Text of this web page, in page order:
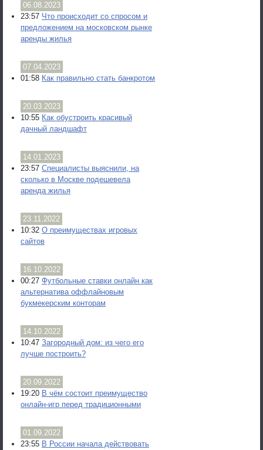
06.08.2023
23:57 Что происходит со спросом и
предложением на московском рынке
аренды жилья
07.04.2023
01:58 Как правильно стать банкротом
20.03.2023
10:55 Как обустроить красивый
дачный ландшафт
14.01.2023
23:57 Специалисты выяснили, на
сколько в Москве подешевела
аренда жилья
23.11.2022
10:32 О преимуществах игровых
сайтов
16.10.2022
00:27 Футбольные ставки онлайн как
альтернатива оффлайновым
букмекерским конторам
14.10.2022
10:47 Загородный дом: из чего его
лучше построить?
20.09.2022
19:20 В чём состоит преимущество
онлайн-игр перед традиционными
01.09.2022
23:55 В России начала действовать